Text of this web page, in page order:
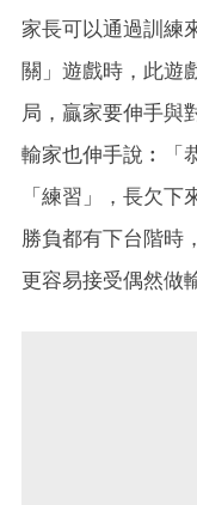
家長可以通過訓練
關」遊戲時，此遊
局，贏家要伸手與
輸家也伸手說︰「
「練習」，長欠
勝負都有下台階時
更容易接受偶然做